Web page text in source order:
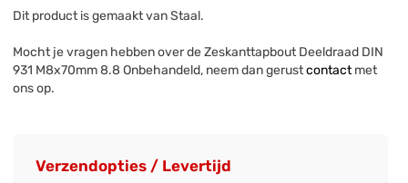
Dit product is gemaakt van Staal.
Mocht je vragen hebben over de Zeskanttapbout Deeldraad DIN
931 M8x70mm 8.8 Onbehandeld, neem dan gerustcontactmet
ons op.
Verzendopties / Levertijd